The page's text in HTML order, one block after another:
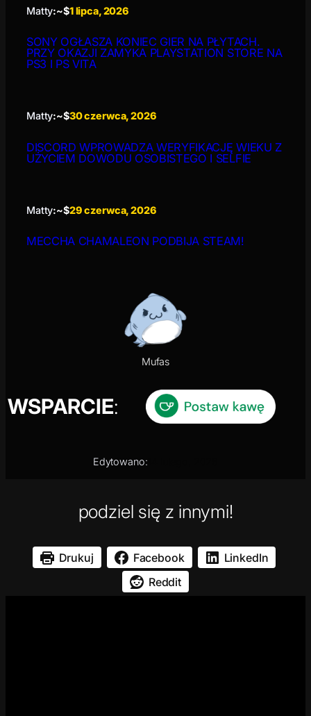
Matty:~$1 lipca, 2026
SONY OGŁASZA KONIEC GIER NA PŁYTACH.
PRZY OKAZJI ZAMYKA PLAYSTATION STORE NA
PS3 I PS VITA
Matty:~$30 czerwca, 2026
DISCORD WPROWADZA WERYFIKACJĘ WIEKU Z
UŻYCIEM DOWODU OSOBISTEGO I SELFIE
Matty:~$29 czerwca, 2026
MECCHA CHAMALEON PODBIJA STEAM!
Mufas
WSPARCIE:
Edytowano:
podziel się z innymi!
Drukuj Facebook
LinkedIn
Reddit